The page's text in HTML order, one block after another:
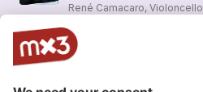
René Camacaro, Violoncello
IMAGES für Ensemble
Jean-Luc Darbellay